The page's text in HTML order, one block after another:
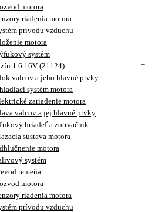
motora
riadenia motora
prívodu vzduchu
motora
systém
1.6 16V (21124)
+-
valcov a jeho hlavné prvky
systém motora
zariadenie motora
valcov a jej hlavné prvky
hriadeľ a zotrvačník
sústava motora
motora
systém
remeňa
motora
riadenia motora
prívodu vzduchu